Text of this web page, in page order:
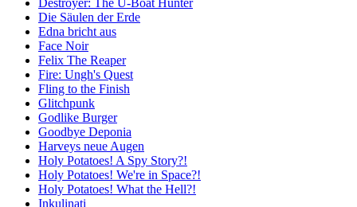
Destroyer: The U-Boat Hunter
Die Säulen der Erde
Edna bricht aus
Face Noir
Felix The Reaper
Fire: Ungh's Quest
Fling to the Finish
Glitchpunk
Godlike Burger
Goodbye Deponia
Harveys neue Augen
Holy Potatoes! A Spy Story?!
Holy Potatoes! We're in Space?!
Holy Potatoes! What the Hell?!
Inkulinati